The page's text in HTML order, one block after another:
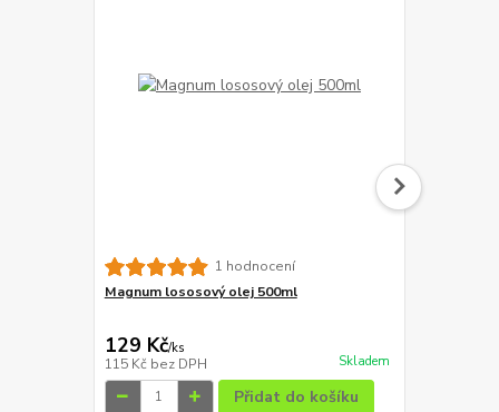
1 hodnocení
Magnum lososový olej 500ml
129 Kč/ks
115 Kč bez DPH Skladem
Přidat do košíku